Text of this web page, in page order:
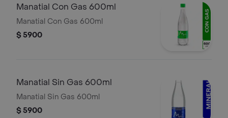
Manatial Con Gas 600ml
Manatial Con Gas 600ml
$ 5900
Manatial Sin Gas 600ml
Manatial Sin Gas 600ml
$ 5900